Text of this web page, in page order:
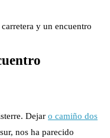
y un encuentro
Dejar o camiño dos
nos ha parecido